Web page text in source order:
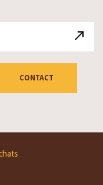
CONTACT